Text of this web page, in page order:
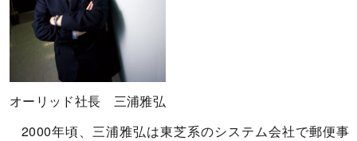
オーリッド社長 三浦雅弘
2000年頃、三浦雅弘は東芝系のシステム会社で郵便事